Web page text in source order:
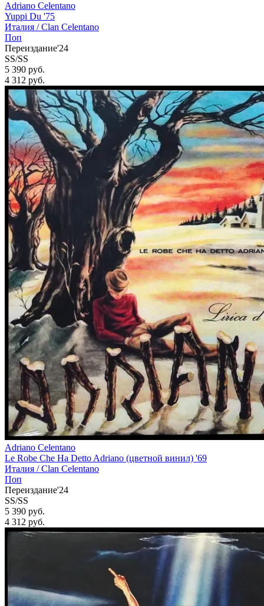
Adriano Celentano
Yuppi Du '75
Италия /Clan Celentano
Поп
Переиздание'24
SS/SS
5 390 руб.
4 312 руб.
Adriano Celentano
Le Robe Che Ha Detto Adriano (цветной винил) '69
Италия /Clan Celentano
Поп
Переиздание'24
SS/SS
5 390 руб.
4 312 руб.